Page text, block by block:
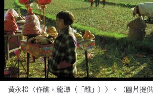
黃永松〈作醮，龍潭（「醮」）〉。（圖片提